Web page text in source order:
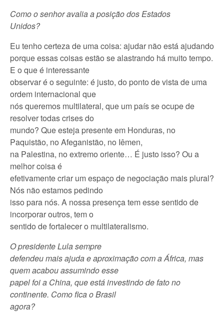
Como o senhor avalia a posição dos Estados
Unidos?
Eu tenho certeza de uma coisa: ajudar não está ajudando
porque essas coisas estão se alastrando há muito tempo.
E o que é interessante
observar é o seguinte: é justo, do ponto de vista de uma
ordem internacional que
nós queremos multilateral, que um país se ocupe de
resolver todas crises do
mundo? Que esteja presente em Honduras, no
Paquistão, no Afeganistão, no Iêmen,
na Palestina, no extremo oriente… É justo isso? Ou a
melhor coisa é
efetivamente criar um espaço de negociação mais plural?
Nós não estamos pedindo
isso para nós. A nossa presença tem esse sentido de
incorporar outros, tem o
sentido de fortalecer o multilateralismo.
O presidente Lula sempre
defendeu mais ajuda e aproximação com a África, mas
quem acabou assumindo esse
papel foi a China, que está investindo de fato no
continente. Como fica o Brasil
agora?